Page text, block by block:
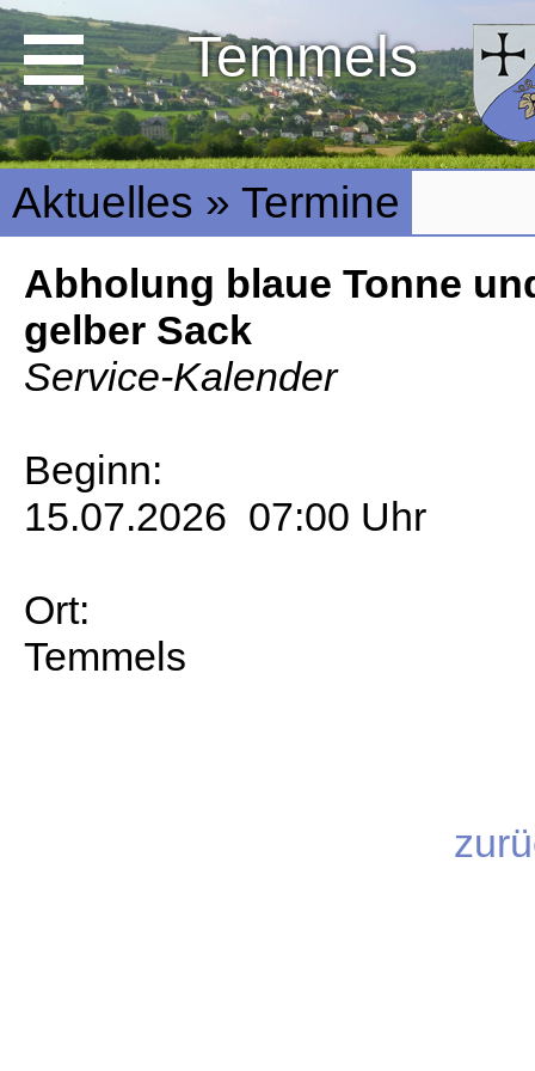
Temmels
Aktuelles » Termine
Abholung blaue Tonne
gelber Sack
Service-Kalender
Beginn:
15.07.2026 07:00 Uhr
Ort:
Temmels